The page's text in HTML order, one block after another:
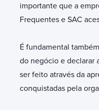
importante que a
Frequentes e SAC
É fundamental
do negócio e declarar
ser feito através da
conquistadas pela